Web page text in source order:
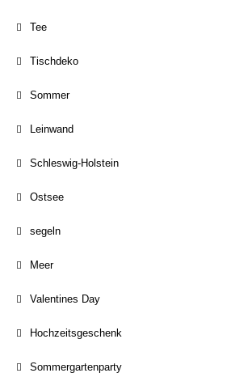
Tee
Tischdeko
Sommer
Leinwand
Schleswig-Holstein
Ostsee
segeln
Meer
Valentines Day
Hochzeitsgeschenk
Sommergartenparty